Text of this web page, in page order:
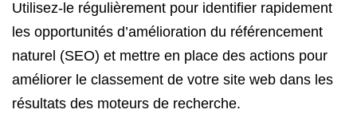
Utilisez-le régulièrement pour identifier rapidement
les opportunités d’amélioration du référencement
naturel (SEO) et mettre en place des actions pour
améliorer le classement de votre site web dans les
résultats des moteurs de recherche.